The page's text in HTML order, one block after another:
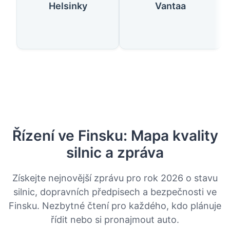
Helsinky Vantaa
Řízení ve Finsku: Mapa kvality
silnic a zpráva
Získejte nejnovější zprávu pro rok 2026 o stavu
silnic, dopravních předpisech a bezpečnosti ve
Finsku. Nezbytné čtení pro každého, kdo plánuje
řídit nebo si pronajmout auto.